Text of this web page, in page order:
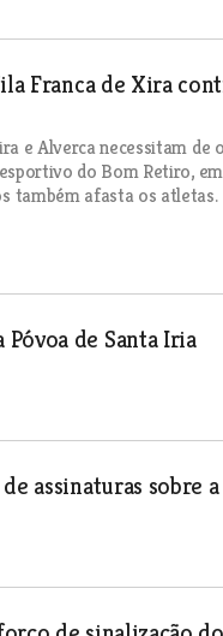
Franca de Xira
e Alverca necessitam de
do Bom Retiro,
também afasta os atletas.
de Santa Iria
assinaturas sobre